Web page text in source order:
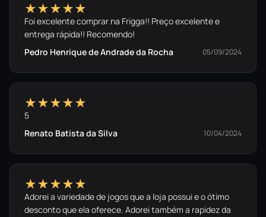
★★★★★
Foi excelente comprar na Frigga!! Preço excelente e
entrega rápida!! Recomendo!
Pedro Henrique de Andrade da Rocha
05/09/2024
★★★★★
5
Renato Batista da Silva
10/04/2024
★★★★★
Adorei a variedade de jogos que a loja possui e o ótimo
desconto que ela oferece. Adorei também a rapidez da